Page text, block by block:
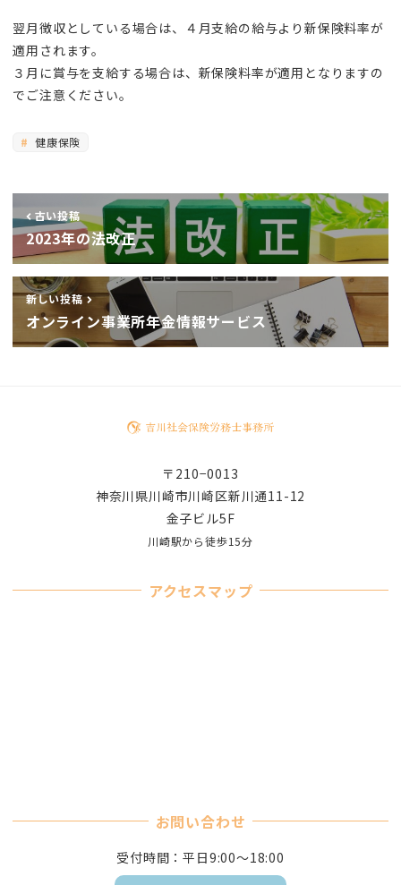
翌月徴収としている場合は、４月支給の給与より新保険料率が
適用されます。
３月に賞与を支給する場合は、新保険料率が適用となりますの
でご注意ください。
健康保険
古い投稿
2023年の法改正
新しい投稿
オンライン事業所年金情報サービス
〒210−0013
神奈川県川崎市川崎区新川通11-12
金子ビル5F
川崎駅から徒歩15分
アクセスマップ
お問い合わせ
受付時間：平日9:00～18:00